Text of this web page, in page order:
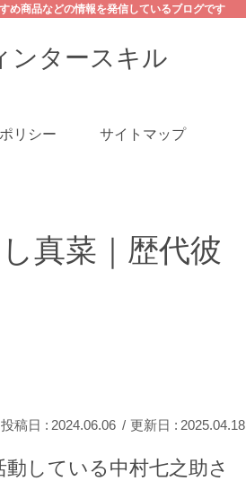
ンタースキル
め商品などの情報を発信しているブログです
リシー サイトマップ
真菜｜歴代彼
2024.06.06 2025.04.18
している中村七之助さ